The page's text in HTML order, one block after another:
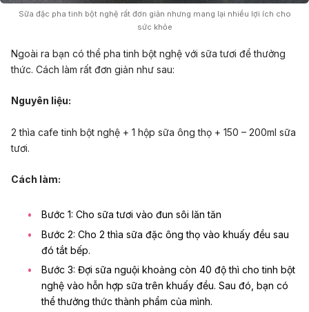
Sữa đặc pha tinh bột nghệ rất đơn giản nhưng mang lại nhiều lợi ích cho
sức khỏe
Ngoài ra bạn có thể pha tinh bột nghệ với sữa tươi để thưởng
thức. Cách làm rất đơn giản như sau:
Nguyên liệu:
2 thìa cafe tinh bột nghệ + 1 hộp sữa ông thọ + 150 – 200ml sữa
tươi.
Cách làm:
Bước 1: Cho sữa tươi vào đun sôi lăn tăn
Bước 2: Cho 2 thìa sữa đặc ông thọ vào khuấy đều sau
đó tắt bếp.
Bước 3: Đợi sữa nguội khoảng còn 40 độ thì cho tinh bột
nghệ vào hỗn hợp sữa trên khuấy đều. Sau đó, bạn có
thể thưởng thức thành phẩm của mình.